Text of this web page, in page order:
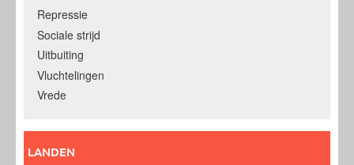
Repressie
Sociale strijd
Uitbuiting
Vluchtelingen
Vrede
LANDEN